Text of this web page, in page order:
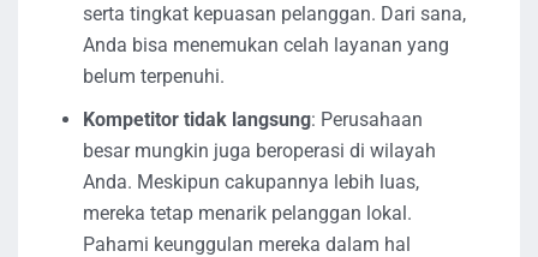
serta tingkat kepuasan pelanggan. Dari sana,
Anda bisa menemukan celah layanan yang
belum terpenuhi.
Kompetitor tidak langsung: Perusahaan
besar mungkin juga beroperasi di wilayah
Anda. Meskipun cakupannya lebih luas,
mereka tetap menarik pelanggan lokal.
Pahami keunggulan mereka dalam hal